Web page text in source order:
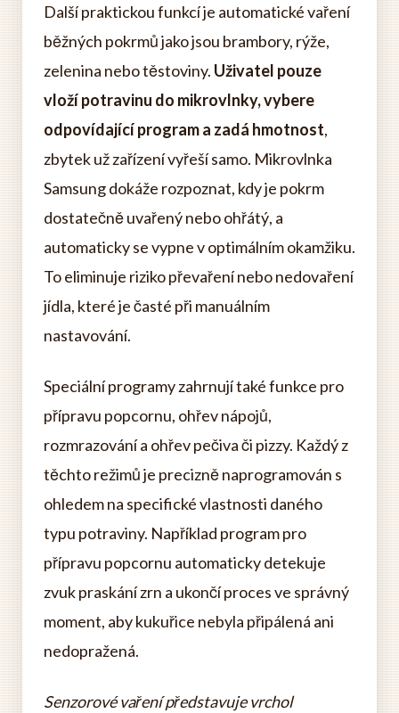
Další praktickou funkcí je automatické vaření
běžných pokrmů jako jsou brambory, rýže,
zelenina nebo těstoviny. Uživatel pouze
vloží potravinu do mikrovlnky, vybere
odpovídající program a zadá hmotnost,
zbytek už zařízení vyřeší samo. Mikrovlnka
Samsung dokáže rozpoznat, kdy je pokrm
dostatečně uvařený nebo ohřátý, a
automaticky se vypne v optimálním okamžiku.
To eliminuje riziko převaření nebo nedovaření
jídla, které je časté při manuálním
nastavování.
Speciální programy zahrnují také funkce pro
přípravu popcornu, ohřev nápojů,
rozmrazování a ohřev pečiva či pizzy. Každý z
těchto režimů je precizně naprogramován s
ohledem na specifické vlastnosti daného
typu potraviny. Například program pro
přípravu popcornu automaticky detekuje
zvuk praskání zrn a ukončí proces ve správný
moment, aby kukuřice nebyla připálená ani
nedopražená.
Senzorové vaření představuje vrchol